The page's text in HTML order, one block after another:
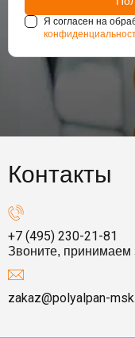
Я согласен на
Контакты
+7 (495) 230-21-81
Звоните, принимаем
zakaz@polyalpan-